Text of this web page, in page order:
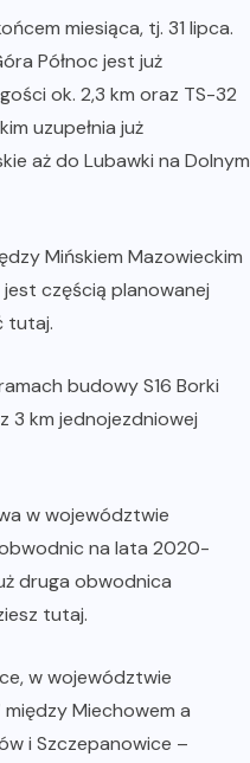
miesiąca, tj. 31 lipca.
Północ jest już
ok. 2,3 km oraz TS-32
uzupełnia już
aż do Lubawki na Dolnym
Mińskiem Mazowieckim
jest częścią planowanej
tutaj.
budowy S16 Borki
3 km jednojezdniowej
w województwie
na lata 2020-
druga obwodnica
tutaj.
w województwie
Miechowem a
i Szczepanowice –